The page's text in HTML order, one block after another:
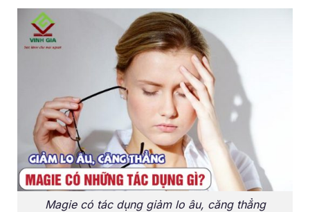
Magie có tác dụng giảm lo âu, căng thẳng